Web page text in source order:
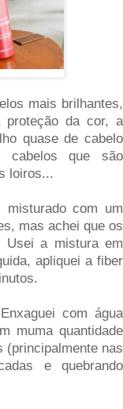
mais brilhantes,
proteção da cor, a
quase de cabelo
cabelos que são
loiros...
com um
mas achei que os
Usei a mistura em
apliquei a fiber
com água
muma quantidade
(principalmente nas
e quebrando